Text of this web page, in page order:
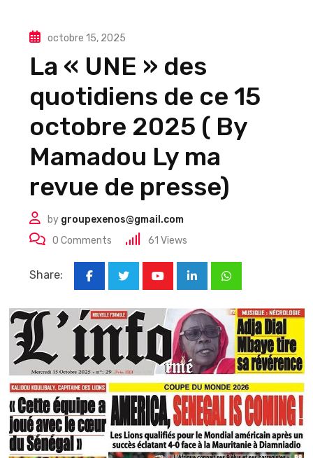
octobre 15, 2025
La « UNE » des
quotidiens de ce 15
octobre 2025 ( By
Mamadou Ly ma
revue de presse)
by groupexenos@gmail.com
0 Comments 61 Views
Share:
LinkedInWhatsapp